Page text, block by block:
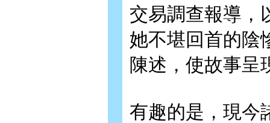
交易調查報導，
她不堪回首的陰
陳述，使故事呈
有趣的是，現今